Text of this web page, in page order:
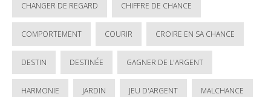
CHANGER DE REGARD CHIFFRE DE CHANCE
COMPORTEMENT COURIR CROIRE EN SA CHANCE
DESTIN DESTINÉE GAGNER DE L'ARGENT
HARMONIE JARDIN JEU D'ARGENT MALCHANCE